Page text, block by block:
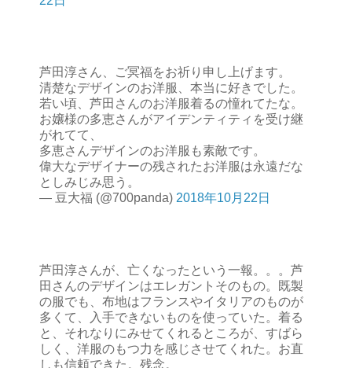
芦田淳さん、ご冥福をお祈り申し上げます。
清楚なデザインのお洋服、本当に好きでした。
若い頃、芦田さんのお洋服着るの憧れてたな。
お嬢様の多恵さんがアイデンティティを受け継
がれてて、
多恵さんデザインのお洋服も素敵です。
偉大なデザイナーの残されたお洋服は永遠だな
としみじみ思う。
— 豆大福 (@700panda) 2018年10月22日
芦田淳さんが、亡くなったという一報。。。芦
田さんのデザインはエレガントそのもの。既製
の服でも、布地はフランスやイタリアのものが
多くて、入手できないものを使っていた。着る
と、それなりにみせてくれるところが、すばら
しく、洋服のもつ力を感じさせてくれた。お直
しも信頼できた。残念。